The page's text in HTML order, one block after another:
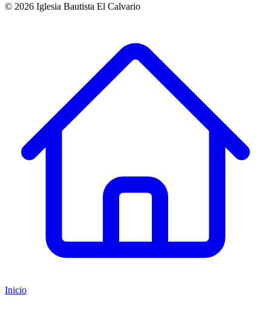
© 2026 Iglesia Bautista El Calvario
Inicio